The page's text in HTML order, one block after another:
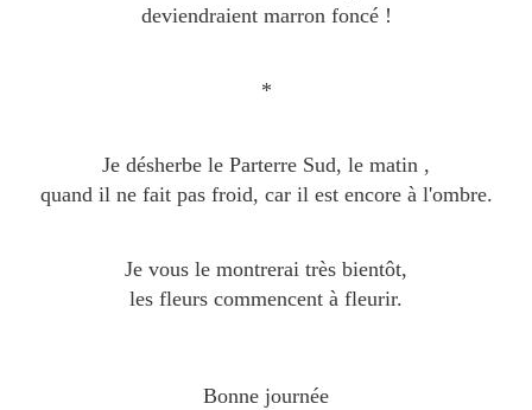
deviendraient marron foncé !
*
Je désherbe le Parterre Sud, le matin ,
quand il ne fait pas froid, car il est encore à l'ombre.
Je vous le montrerai très bientôt,
les fleurs commencent à fleurir.
Bonne journée